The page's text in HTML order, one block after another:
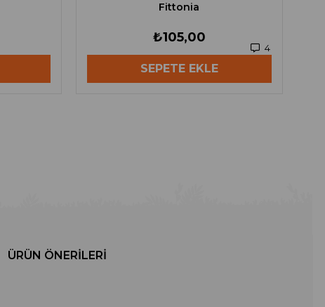
Fittonia
4
₺105,00
SEPETE EKLE
ÜRÜN ÖNERILERI